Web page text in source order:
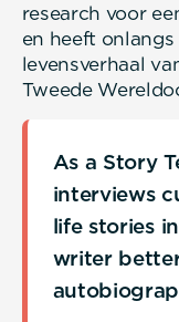
research voor
en heeft
levensverhaal
Tweede
As a Story
interviews
life stories
writer